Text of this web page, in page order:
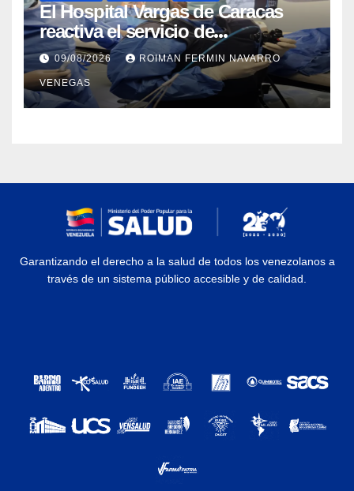
El Hospital Vargas de Caracas
reactiva el servicio de
Colangiopancreatografía
Retrógrada Endoscópica para
beneficiar a cientos de pacientes
09/08/2026 ROIMAN FERMIN NAVARRO
VENEGAS
Garantizando el derecho a la salud de todos los venezolanos a
través de un sistema público accesible y de calidad.